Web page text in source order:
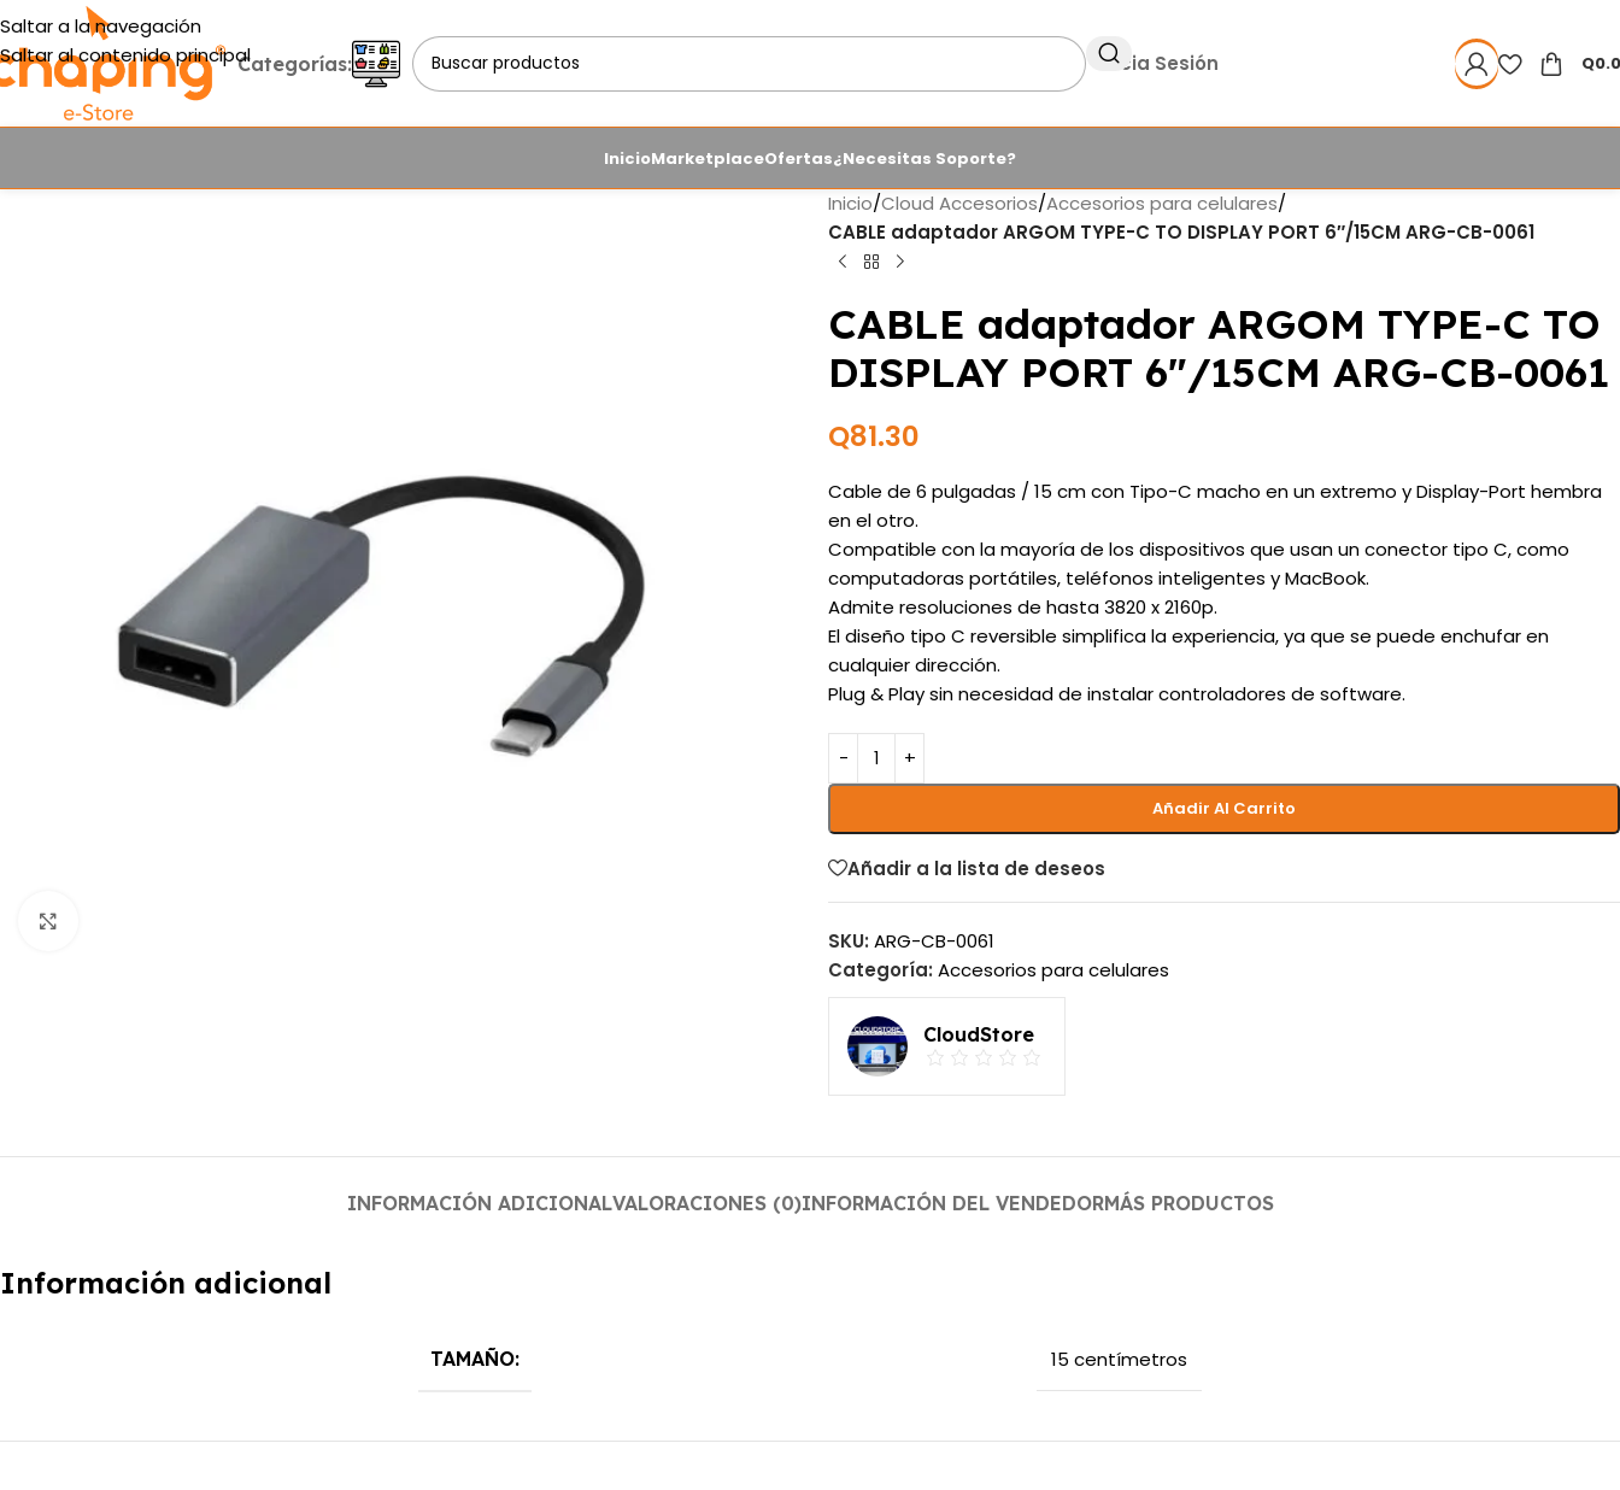
Saltar a la navegación
Saltar al contenido principalCategorías: Inicia Sesión Q
InicioMarketplaceOfertas¿Necesitas Soporte?
Inicio/Cloud Accesorios/Accesorios para celulares/
CABLE adaptador ARGOM TYPE-C TO DISPLAY PORT 6″/15CM ARG-CB-0061
CABLE adaptador ARGOM TYPE-C TO
DISPLAY PORT 6″/15CM ARG-CB-0061
Q81.30
Cable de 6 pulgadas / 15 cm con Tipo-C macho en un extremo y Display-Port hembra
en el otro.
Compatible con la mayoría de los dispositivos que usan un conector tipo C, como
computadoras portátiles, teléfonos inteligentes y MacBook.
Admite resoluciones de hasta 3820 x 2160p.
El diseño tipo C reversible simplifica la experiencia, ya que se puede enchufar en
cualquier dirección.
Plug & Play sin necesidad de instalar controladores de software.
Añadir Al Carrito
Añadir a la lista de deseos
SKU: ARG-CB-0061
Categoría: Accesorios para celulares
CloudStore
INFORMACIÓN ADICIONALVALORACIONES (0)INFORMACIÓN DEL VENDEDORMÁS PRODUCTOS
Información adicional
TAMAÑO: 15 centímetros